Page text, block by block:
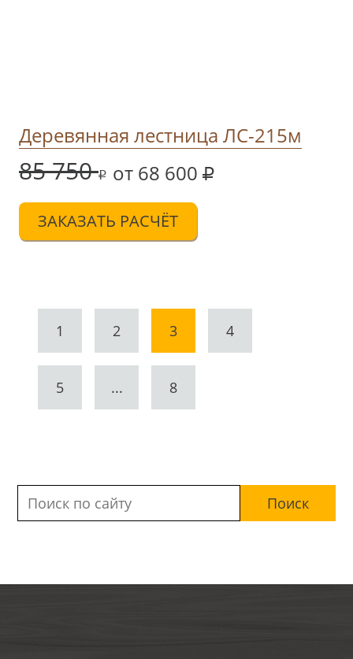
Деревянная лестница ЛС-215м
85 750 от 68 600
ЗАКАЗАТЬ РАСЧЁТ
1 2 3 4
5 ... 8